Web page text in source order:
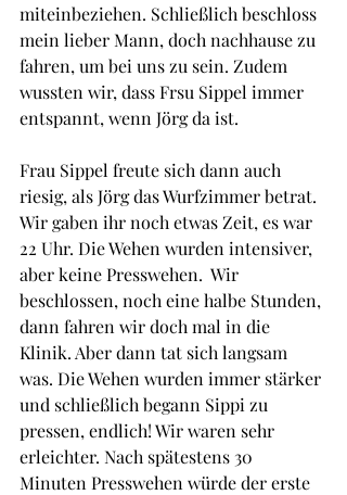
miteinbeziehen. Schließlich beschloss
mein lieber Mann, doch nachhause zu
fahren, um bei uns zu sein. Zudem
wussten wir, dass Frsu Sippel immer
entspannt, wenn Jörg da ist.
Frau Sippel freute sich dann auch
riesig, als Jörg das Wurfzimmer betrat.
Wir gaben ihr noch etwas Zeit, es war
22 Uhr. Die Wehen wurden intensiver,
aber keine Presswehen.  Wir
beschlossen, noch eine halbe Stunden,
dann fahren wir doch mal in die
Klinik. Aber dann tat sich langsam
was. Die Wehen wurden immer stärker
und schließlich begann Sippi zu
pressen, endlich! Wir waren sehr
erleichter. Nach spätestens 30
Minuten Presswehen würde der erste